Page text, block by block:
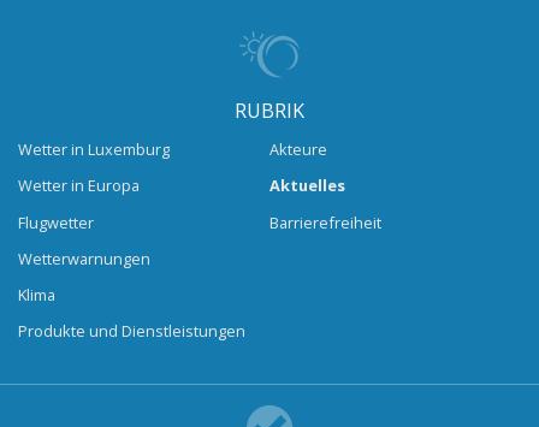
RUBRIK
Wetter in Luxemburg
Wetter in Europa
Flugwetter
Wetterwarnungen
Klima
Produkte und Dienstleistungen
Akteure
Aktuelles
Barrierefreiheit